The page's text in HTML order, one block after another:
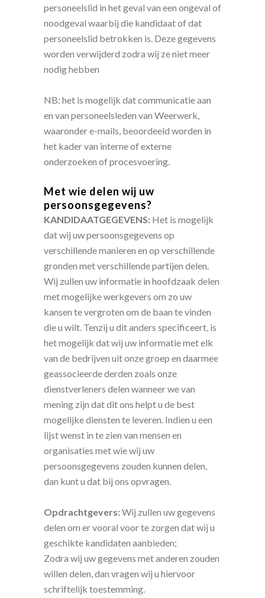
personeelslid in het geval van een ongeval of
noodgeval waarbij die kandidaat of dat
personeelslid betrokken is. Deze gegevens
worden verwijderd zodra wij ze niet meer
nodig hebben
NB: het is mogelijk dat communicatie aan
en van personeelsleden van Weerwerk,
waaronder e-mails, beoordeeld worden in
het kader van interne of externe
onderzoeken of procesvoering.
Met wie delen wij uw
persoonsgegevens?
KANDIDAATGEGEVENS: Het is mogelijk
dat wij uw persoonsgegevens op
verschillende manieren en op verschillende
gronden met verschillende partijen delen.
Wij zullen uw informatie in hoofdzaak delen
met mogelijke werkgevers om zo uw
kansen te vergroten om de baan te vinden
die u wilt. Tenzij u dit anders specificeert, is
het mogelijk dat wij uw informatie met elk
van de bedrijven uit onze groep en daarmee
geassocieerde derden zoals onze
dienstverleners delen wanneer we van
mening zijn dat dit ons helpt u de best
mogelijke diensten te leveren. Indien u een
lijst wenst in te zien van mensen en
organisaties met wie wij uw
persoonsgegevens zouden kunnen delen,
dan kunt u dat bij ons opvragen.
Opdrachtgevers:Wij zullen uw gegevens
delen om er vooral voor te zorgen dat wij u
geschikte kandidaten aanbieden;
Zodra wij uw gegevens met anderen zouden
willen delen, dan vragen wij u hiervoor
schriftelijk toestemming.